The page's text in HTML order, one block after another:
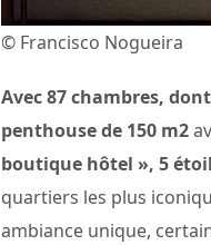
© Francisco Nogueira
Avec 87 chambres,
penthouse de 150 m2
boutique hôtel », 5
quartiers les plus
ambiance unique,